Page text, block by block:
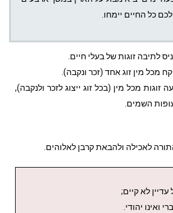
כל החיים יימחו.
לתיבה זוגות של בעלי חיים.
מכל מין זוג אחד (זכר ונקבה).
מכל מין (בכל זוג ייצוג לזכר ולנקבה),
השמים.
לאכילה ולהבאת קרבן לאלוהים.
לא קיים;
ואינו יהודי.